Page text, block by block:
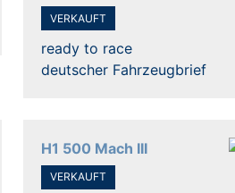
VERKAUFT
ready to race
deutscher Fahrzeugbrief
H1 500 Mach III
VERKAUFT